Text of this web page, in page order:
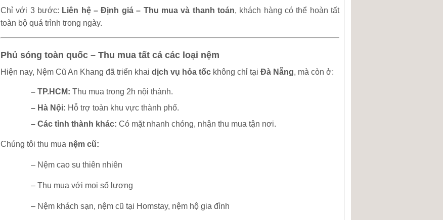
Chỉ với 3 bước: Liên hệ – Định giá – Thu mua và thanh toán, khách hàng có thể hoàn tất
toàn bộ quá trình trong ngày.
Phủ sóng toàn quốc – Thu mua tất cả các loại nệm
Hiện nay, Nệm Cũ An Khang đã triển khai dịch vụ hỏa tốc không chỉ tại Đà Nẵng, mà còn ở:
– TP.HCM: Thu mua trong 2h nội thành.
– Hà Nội: Hỗ trợ toàn khu vực thành phố.
– Các tỉnh thành khác: Có mặt nhanh chóng, nhận thu mua tận nơi.
Chúng tôi thu mua nệm cũ:
– Nệm cao su thiên nhiên
– Thu mua với mọi số lượng
– Nệm khách sạn, nệm cũ tại Homstay, nệm hộ gia đình